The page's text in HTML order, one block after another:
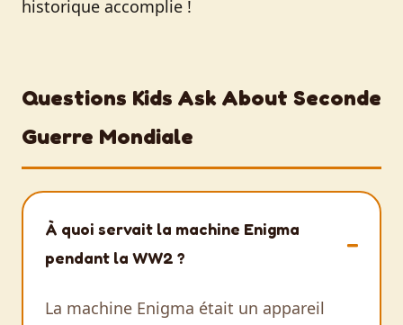
historique accomplie !
Questions Kids Ask About Seconde
Guerre Mondiale
À quoi servait la machine Enigma
pendant la WW2 ?
La machine Enigma était un appareil